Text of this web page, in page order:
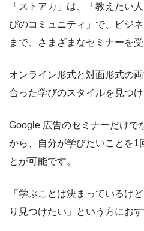
「ストアカ」は、「教えたい
びのコミュニティ」で、ビジ
まで、さまざまなセミナーを受
オンライン形式と対面形式の
合った学びのスタイルを見つけ
Google 広告のセミナーだけで
から、自分が学びたいことを1
とが可能です。
「学ぶことは決まっているけ
り見つけたい」という方におす